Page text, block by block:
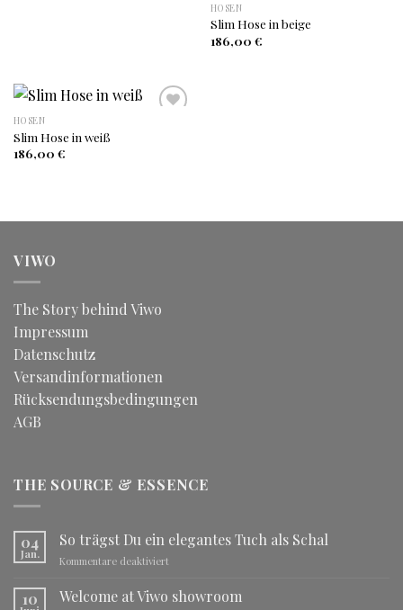
HOSEN
Slim Hose in beige
186,00 €
HOSEN
Slim Hose in weiß
186,00 €
VIWO
The Story behind Viwo
Impressum
Datenschutz
Versandinformationen
Rücksendungsbedingungen
AGB
THE SOURCE & ESSENCE
04
Jan.
So trägst Du ein elegantes Tuch als Schal
Kommentare deaktiviert
trägst
Du
10 Welcome at Viwo showroom